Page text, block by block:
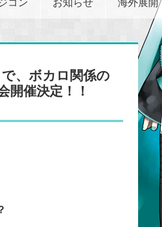
コン お知らせ 海外展開
、ボカロ関係の
開催決定！！